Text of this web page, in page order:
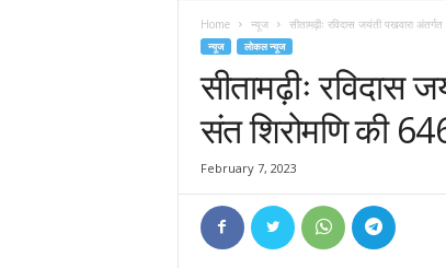
Home न्यूज सीतामढ़ीः रविदास जयंती पखवारा
न्यूज लोकल न्यूज
सीतामढ़ीः रविदास
संत शिरोमणि की
February 7, 2023